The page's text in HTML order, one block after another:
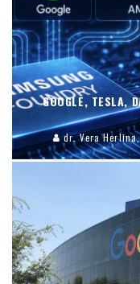
GOOGLE, TESLA,
dr. Vera